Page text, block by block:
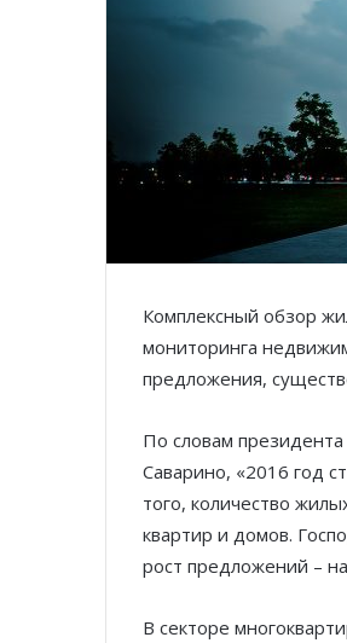
Комплексный обзор
мониторинга
предложения,
По словам
Саварино, «2016 год
того, количество
квартир и домов.
рост предложений –
В секторе